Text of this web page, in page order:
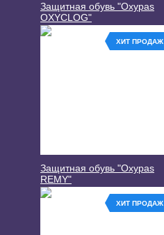
Защитная обувь "Oxypas
OXYCLOG"
ХИТ ПРОДАЖ
Защитная обувь "Oxypas
REMY"
ХИТ ПРОДАЖ